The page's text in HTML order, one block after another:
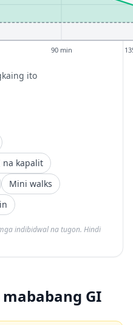
90 min
ito
na kapalit
Mini walks
indibidwal na tugon. Hindi
GI